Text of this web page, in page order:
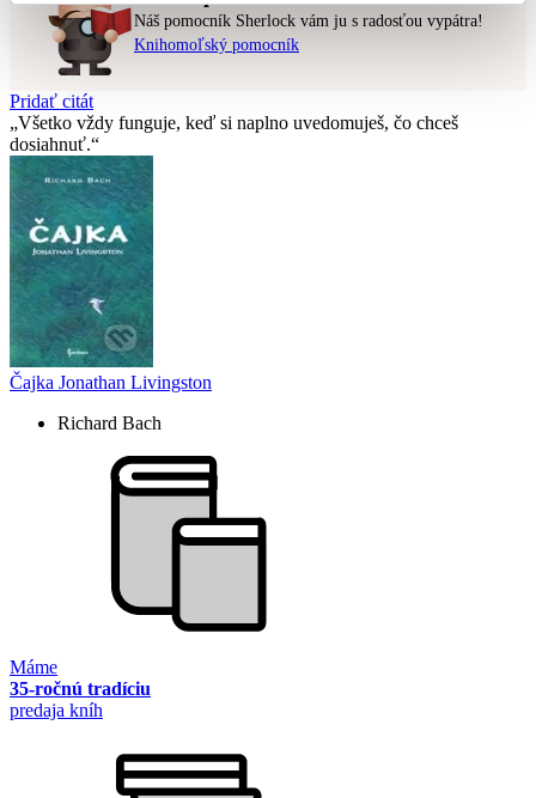
Náš pomocník Sherlock vám ju s radosťou vypátra!
Knihomoľský pomocník
Pridať citát
Všetko vždy funguje, keď si naplno uvedomuješ, čo chceš
dosiahnuť.
Čajka Jonathan Livingston
Richard Bach
Máme
35-ročnú tradíciu
predaja kníh